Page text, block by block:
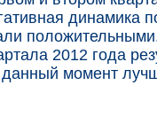
динамика
2012 года
момент